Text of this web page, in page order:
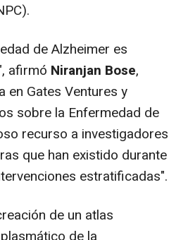
de Alzheimer es
afirmó Niranjan Bose,
en Gates Ventures y
sobre la Enfermedad de
recurso a investigadores
que han existido durante
estratificadas".
de un atlas